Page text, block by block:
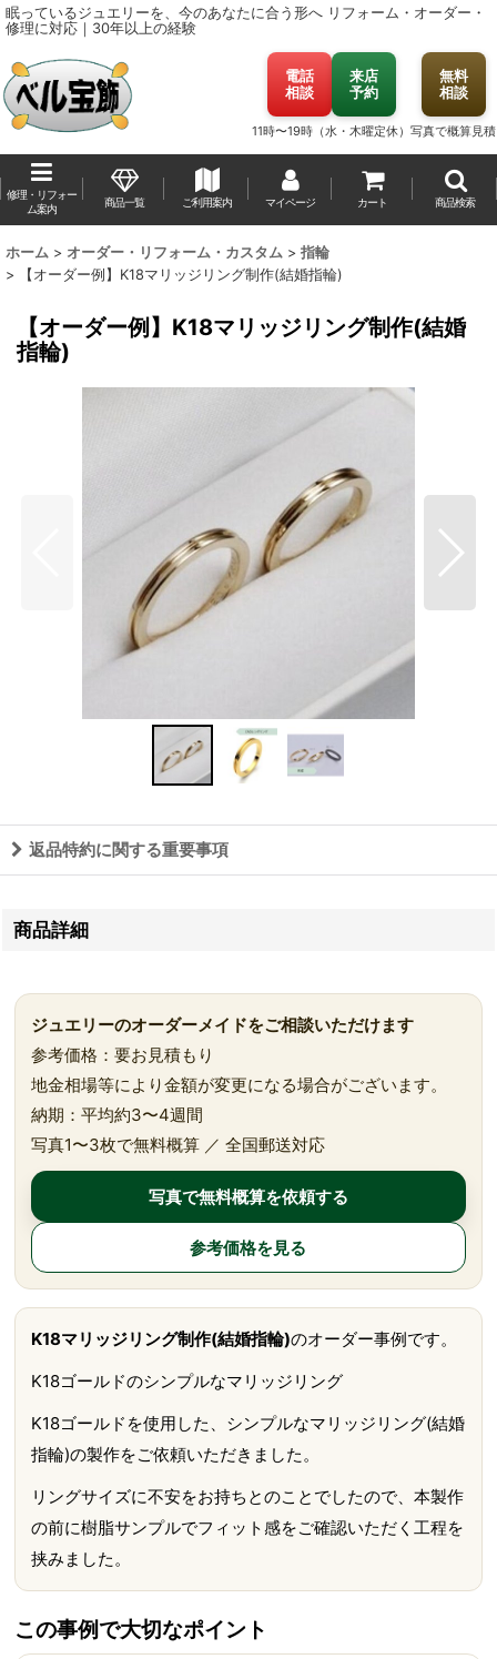
眠っているジュエリーを、今のあなたに合う形へ リフォーム・オーダー・
修理に対応｜30年以上の経験
電話
相談
来店
予約
11時〜19時（水・木曜定休）
無料
相談
写真で概算見積
修理・リフォー
ム案内
商品一覧 ご利用案内 マイページ カート 商品検索
ホーム > オーダー・リフォーム・カスタム > 指輪
>
【オーダー例】K18マリッジリング制作(結婚指輪)
【オーダー例】K18マリッジリング制作(結婚
指輪)
返品特約に関する重要事項
商品詳細
ジュエリーのオーダーメイドをご相談いただけます
参考価格：要お見積もり
地金相場等により金額が変更になる場合がございます。
納期：平均約3〜4週間
写真1〜3枚で無料概算 ／ 全国郵送対応
写真で無料概算を依頼する
参考価格を見る
K18マリッジリング制作(結婚指輪)のオーダー事例です。
K18ゴールドのシンプルなマリッジリング
K18ゴールドを使用した、シンプルなマリッジリング(結婚
指輪)の製作をご依頼いただきました。
リングサイズに不安をお持ちとのことでしたので、本製作
の前に樹脂サンプルでフィット感をご確認いただく工程を
挟みました。
この事例で大切なポイント